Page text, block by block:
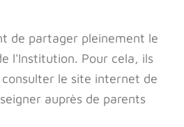
de partager pleinement le
l'Institution. Pour cela, ils
le site internet de
auprès de parents